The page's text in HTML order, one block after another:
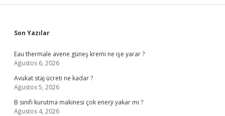
Sidebar
Son Yazılar
Eau thermale avene güneş kremi ne işe yarar ?
Ağustos 6, 2026
Avukat staj ücreti ne kadar ?
Ağustos 5, 2026
B sınıfı kurutma makinesi çok enerji yakar mı ?
Ağustos 4, 2026